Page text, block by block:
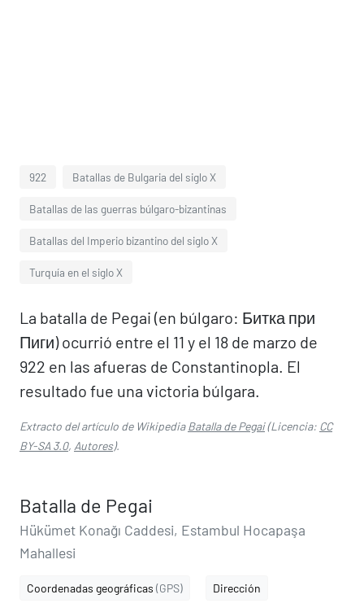
922 Batallas de Bulgaria del siglo X
Batallas de las guerras búlgaro-bizantinas
Batallas del Imperio bizantino del siglo X
Turquía en el siglo X
La batalla de Pegai (en búlgaro: Битка при
Пиги) ocurrió entre el 11 y el 18 de marzo de
922 en las afueras de Constantinopla. El
resultado fue una victoria búlgara.
Extracto del artículo de WikipediaBatalla de Pegai(Licencia: CC
BY-SA 3.0, Autores).
Batalla de Pegai
Hükümet Konağı Caddesi, Estambul Hocapaşa
Mahallesi
Coordenadas geográficas (GPS) Dirección